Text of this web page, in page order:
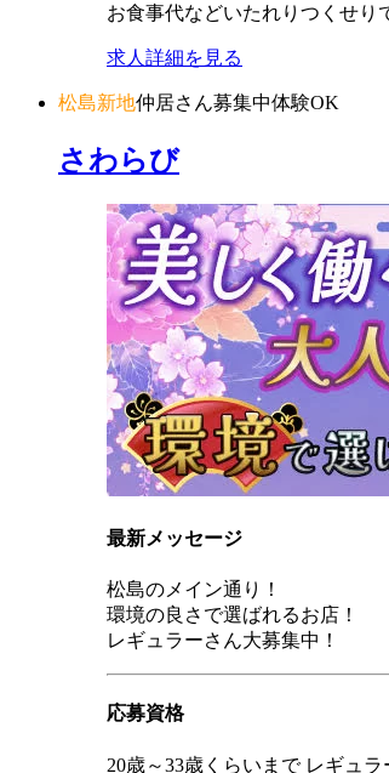
お食事代などいたれりつくせり
求人詳細を見る
松島新地仲居さん募集中体験OK
さわらび
最新メッセージ
松島のメイン通り！
環境の良さで選ばれるお店！
レギュラーさん大募集中！
応募資格
20歳～33歳くらいまで レギュ